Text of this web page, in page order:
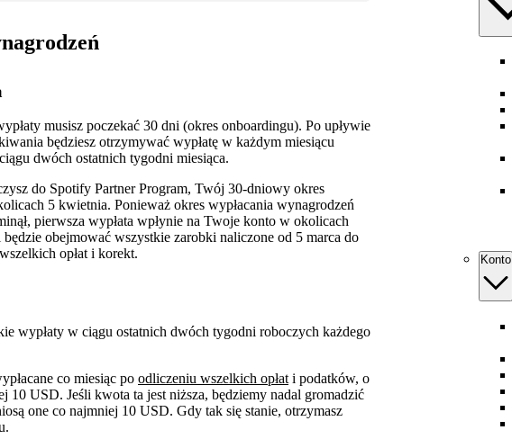
musisz poczekać 30 dni (okres onboardingu). Po upływie
będziesz otrzymywać wypłatę w każdym miesiącu
dwóch ostatnich tygodni miesiąca.
do Spotify Partner Program, Twój 30‑dniowy okres
5 kwietnia. Ponieważ okres wypłacania wynagrodzeń
pierwsza wypłata wpłynie na Twoje konto w okolicach
obejmować wszystkie zarobki naliczone od 5 marca do
opłat i korekt.
wypłaty w ciągu ostatnich dwóch tygodni roboczych każdego
co miesiąc po odliczeniu wszelkich opłat i podatków, o
10 USD. Jeśli kwota ta jest niższa, będziemy nadal gromadzić
one co najmniej 10 USD. Gdy tak się stanie, otrzymasz
Konto